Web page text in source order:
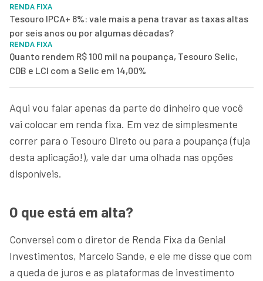
RENDA FIXA
Tesouro IPCA+ 8%: vale mais a pena travar as taxas altas
por seis anos ou por algumas décadas?
RENDA FIXA
Quanto rendem R$ 100 mil na poupança, Tesouro Selic,
CDB e LCI com a Selic em 14,00%
Aqui vou falar apenas da parte do dinheiro que você
vai colocar em renda fixa. Em vez de simplesmente
correr para o Tesouro Direto ou para a poupança (fuja
desta aplicação!), vale dar uma olhada nas opções
disponíveis.
O que está em alta?
Conversei com o diretor de Renda Fixa da Genial
Investimentos, Marcelo Sande, e ele me disse que com
a queda de juros e as plataformas de investimento